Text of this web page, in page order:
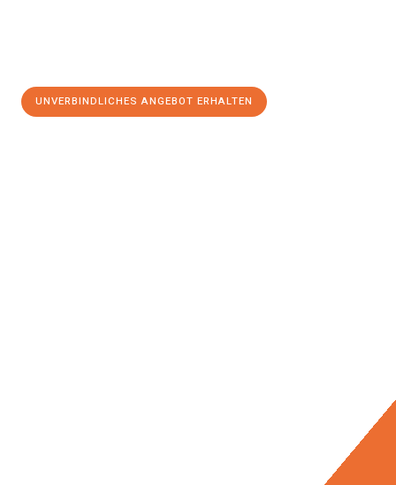
UNVERBINDLICHES ANGEBOT ERHALTEN